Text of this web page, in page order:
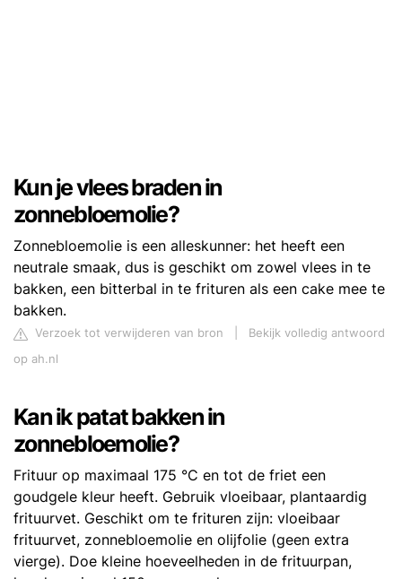
Kun je vlees braden in
zonnebloemolie?
Zonnebloemolie is een alleskunner: het heeft een
neutrale smaak, dus is geschikt om zowel vlees in te
bakken, een bitterbal in te frituren als een cake mee te
bakken.
Verzoek tot verwijderen van bron
Bekijk volledig antwoord
op ah.nl
Kan ik patat bakken in
zonnebloemolie?
Frituur op maximaal 175 °C en tot de friet een
goudgele kleur heeft. Gebruik vloeibaar, plantaardig
frituurvet. Geschikt om te frituren zijn: vloeibaar
frituurvet, zonnebloemolie en olijfolie (geen extra
vierge). Doe kleine hoeveelheden in de frituurpan,